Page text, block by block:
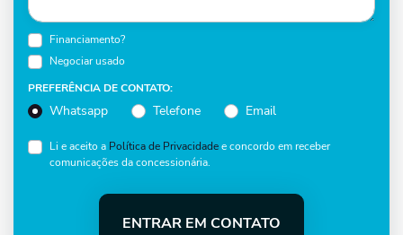
Financiamento?
Negociar usado
PREFERÊNCIA DE CONTATO:
Whatsapp Telefone Email
Li e aceito a Política de Privacidadee concordo em receber
comunicações da concessionária.
ENTRAR EM CONTATO